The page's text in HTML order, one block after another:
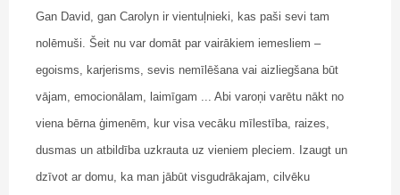
Gan David, gan Carolyn ir vientuļnieki, kas paši sevi tam
nolēmuši. Šeit nu var domāt par vairākiem iemesliem –
egoisms, karjerisms, sevis nemīlēšana vai aizliegšana būt
vājam, emocionālam, laimīgam ... Abi varoņi varētu nākt no
viena bērna ģimenēm, kur visa vecāku mīlestība, raizes,
dusmas un atbildība uzkrauta uz vieniem pleciem. Izaugt un
dzīvot ar domu, ka man jābūt visgudrākajam, cilvēku